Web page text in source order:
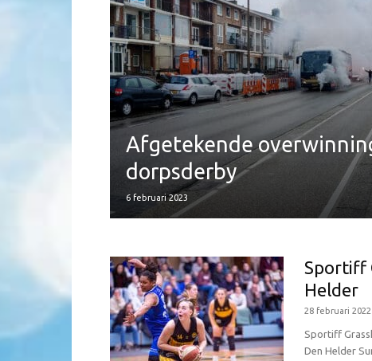
Afgetekende
dorpsderby
6 februari 2023
Sportiff
Helder
28 februari 2022
Sportiff
Den Helder